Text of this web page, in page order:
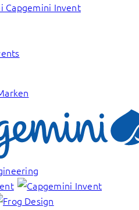
Capgemini Invent